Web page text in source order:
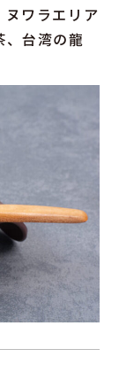
ヌワラエリア
、台湾の龍